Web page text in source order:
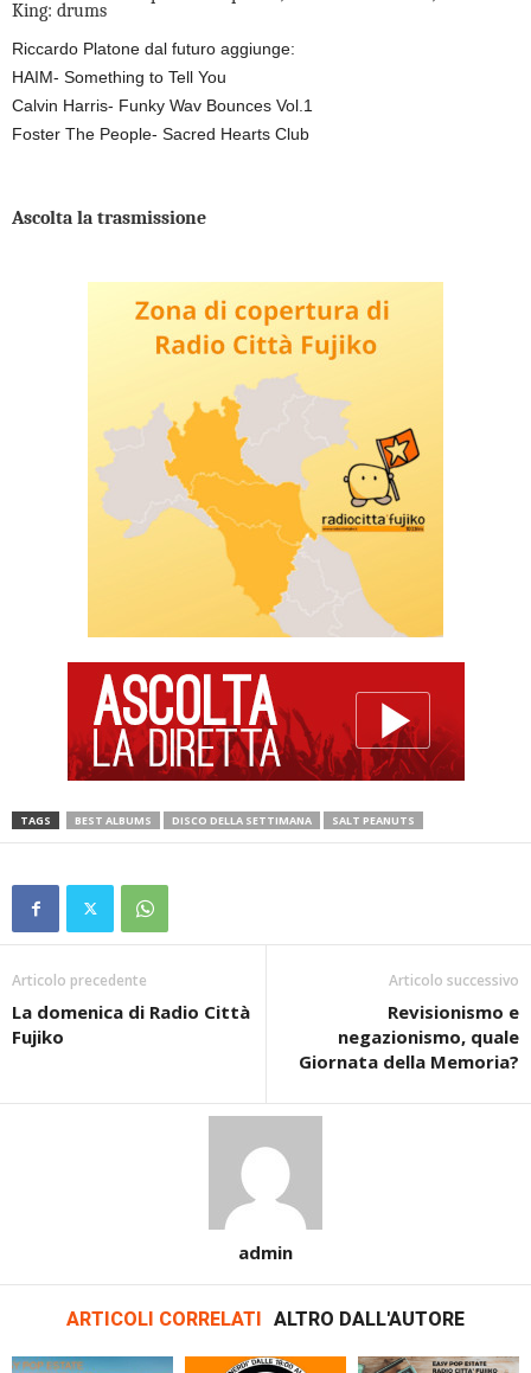
King: drums
Riccardo Platone dal futuro aggiunge:
HAIM- Something to Tell You
Calvin Harris- Funky Wav Bounces Vol.1
Foster The People- Sacred Hearts Club
Ascolta la trasmissione
TAGS BEST ALBUMS DISCO DELLA SETTIMANA SALT PEANUTS
Articolo precedente
La domenica di Radio Città
Fujiko
Articolo successivo
Revisionismo e
negazionismo, quale
Giornata della Memoria?
admin
ARTICOLI CORRELATI ALTRO DALL'AUTORE